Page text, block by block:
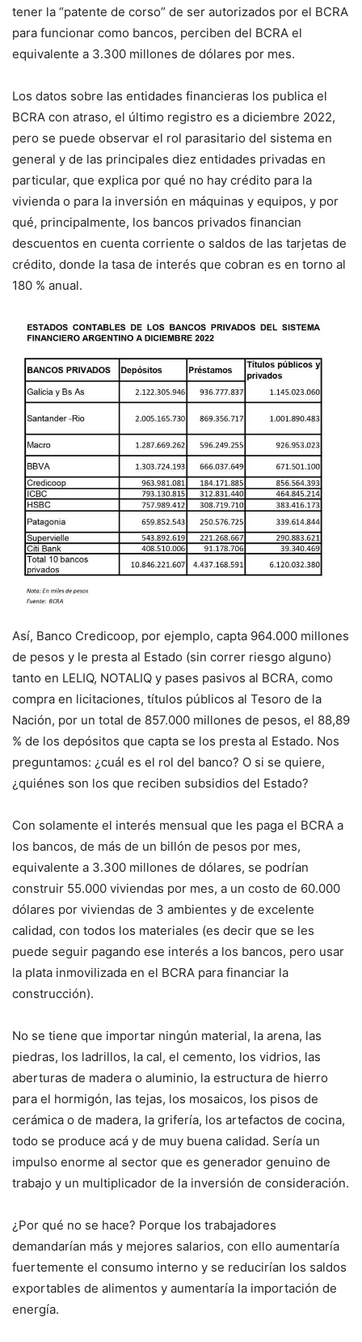
tener la “patente de corso” de ser autorizados por el BCRA
para funcionar como bancos, perciben del BCRA el
equivalente a 3.300 millones de dólares por mes.
Los datos sobre las entidades financieras los publica el
BCRA con atraso, el último registro es a diciembre 2022,
pero se puede observar el rol parasitario del sistema en
general y de las principales diez entidades privadas en
particular, que explica por qué no hay crédito para la
vivienda o para la inversión en máquinas y equipos, y por
qué, principalmente, los bancos privados financian
descuentos en cuenta corriente o saldos de las tarjetas de
crédito, donde la tasa de interés que cobran es en torno al
180 % anual.
Así, Banco Credicoop, por ejemplo, capta 964.000 millones
de pesos y le presta al Estado (sin correr riesgo alguno)
tanto en LELIQ, NOTALIQ y pases pasivos al BCRA, como
compra en licitaciones, títulos públicos al Tesoro de la
Nación, por un total de 857.000 millones de pesos, el 88,89
% de los depósitos que capta se los presta al Estado. Nos
preguntamos: ¿cuál es el rol del banco? O si se quiere,
¿quiénes son los que reciben subsidios del Estado?
Con solamente el interés mensual que les paga el BCRA a
los bancos, de más de un billón de pesos por mes,
equivalente a 3.300 millones de dólares, se podrían
construir 55.000 viviendas por mes, a un costo de 60.000
dólares por viviendas de 3 ambientes y de excelente
calidad, con todos los materiales (es decir que se les
puede seguir pagando ese interés a los bancos, pero usar
la plata inmovilizada en el BCRA para financiar la
construcción).
No se tiene que importar ningún material, la arena, las
piedras, los ladrillos, la cal, el cemento, los vidrios, las
aberturas de madera o aluminio, la estructura de hierro
para el hormigón, las tejas, los mosaicos, los pisos de
cerámica o de madera, la grifería, los artefactos de cocina,
todo se produce acá y de muy buena calidad. Sería un
impulso enorme al sector que es generador genuino de
trabajo y un multiplicador de la inversión de consideración.
¿Por qué no se hace? Porque los trabajadores
demandarían más y mejores salarios, con ello aumentaría
fuertemente el consumo interno y se reducirían los saldos
exportables de alimentos y aumentaría la importación de
energía.